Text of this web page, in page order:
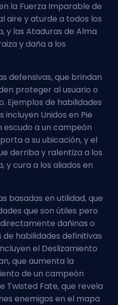
la Fuerza Imparable de
aire y aturde a todos los
y las Ataduras de Alma
y daña a los
defensivas, que brindan
proteger al usuario o
Ejemplos de habilidades
incluyen Unidos en Pie
escudo a un campeón
a su ubicación, y el
derriba y ralentiza a los
y cura a los aliados en
basadas en utilidad, que
que son útiles pero
dañinas o
de habilidades definitivas
el Deslizamiento
que aumenta la
de un campeón
Twisted Fate, que revela
enemigos en el mapa